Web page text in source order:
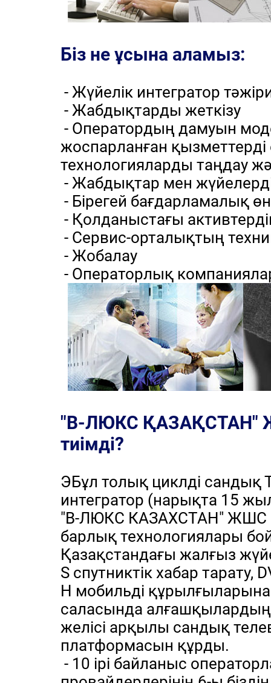
Біз не ұсына аламыз:
- Жүйелік интегратор
- Жабдықтарды жеткізу
- Оператордың дамуын
жоспарланған
технологияларды таңдау
- Жабдықтар мен
- Бірегей бағдарламалық
- Қолданыстағы
- Сервис-орталықтың
- Жобалау
- Операторлық
"В-ЛЮКС ҚАЗАҚСТАН"
тиімді?
ЭБұл толық циклді сандық
интегратор (нарықта 15
"В-ЛЮКС КАЗАХСТАН" ЖШС
барлық технологиялары
Қазақстандағы жалғыз
S спутниктік хабар тарату,
H мобильді
саласында алғашқылардың
желісі арқылы сандық
платформасын құрды.
- 10 ірі байланыс